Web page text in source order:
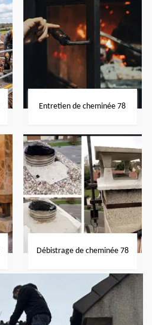
Entretien de cheminée 78
Débistrage de cheminée 78